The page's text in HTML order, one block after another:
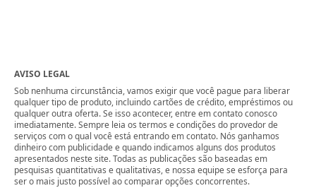
AVISO LEGAL
Sob nenhuma circunstância, vamos exigir que você pague para liberar
qualquer tipo de produto, incluindo cartões de crédito, empréstimos ou
qualquer outra oferta. Se isso acontecer, entre em contato conosco
imediatamente. Sempre leia os termos e condições do provedor de
serviços com o qual você está entrando em contato. Nós ganhamos
dinheiro com publicidade e quando indicamos alguns dos produtos
apresentados neste site. Todas as publicações são baseadas em
pesquisas quantitativas e qualitativas, e nossa equipe se esforça para
ser o mais justo possível ao comparar opções concorrentes.